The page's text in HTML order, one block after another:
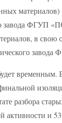
завода ФГУП
в свою
временным.
разбора
активности и